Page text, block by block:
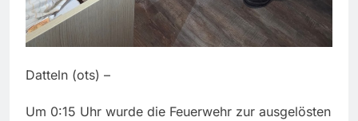
Datteln (ots) –
Um 0:15 Uhr wurde die Feuerwehr zur ausgelösten